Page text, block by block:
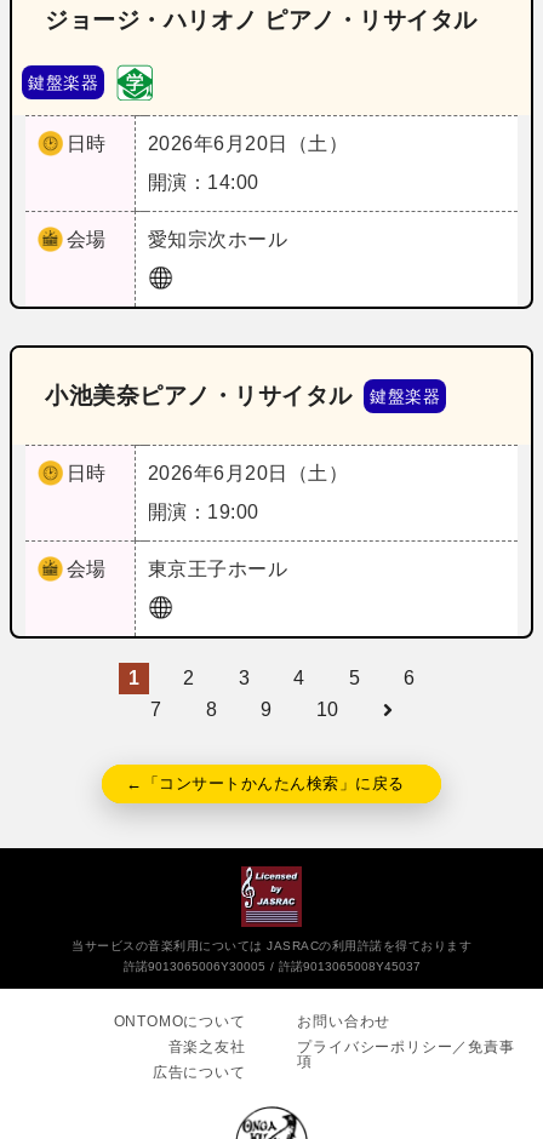
ジョージ・ハリオノ ピアノ・リサイタル
鍵盤楽器
日時
2026年6月20日（土）
開演：14:00
会場 愛知宗次ホール
小池美奈ピアノ・リサイタル 鍵盤楽器
日時
2026年6月20日（土）
開演：19:00
会場 東京王子ホール
1 2 3 4 5
6
7
8 9 10
←「コンサートかんたん検索」に戻る
当サービスの音楽利用については JASRACの利用許諾を得ております
許諾9013065006Y30005
許諾9013065008Y45037
ONTOMOについて
音楽之友社
広告について
お問い合わせ
プライバシーポリシー／免責事
項